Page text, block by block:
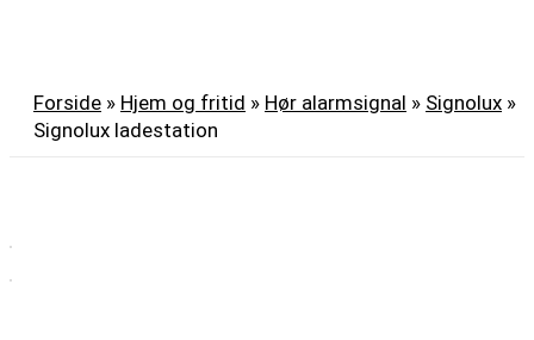
Forside » Hjem og fritid » Hør alarmsignal » Signolux »
Signolux ladestation